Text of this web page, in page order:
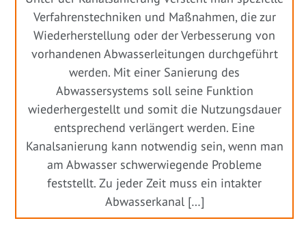
Verfahrenstechniken und Maßnahmen, die zur
Wiederherstellung oder der Verbesserung von
vorhandenen Abwasserleitungen durchgeführt
werden. Mit einer Sanierung des
Abwassersystems soll seine Funktion
wiederhergestellt und somit die Nutzungsdauer
entsprechend verlängert werden. Eine
Kanalsanierung kann notwendig sein, wenn man
am Abwasser schwerwiegende Probleme
feststellt. Zu jeder Zeit muss ein intakter
Abwasserkanal […]